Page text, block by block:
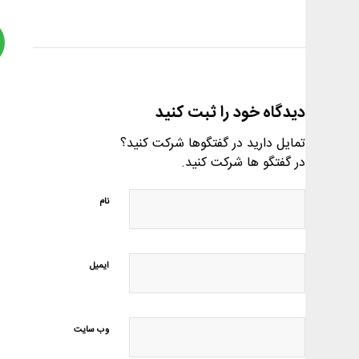
دیدگاه خود را ثبت کنید
تمایل دارید در گفتگوها شرکت کنید؟
در گفتگو ها شرکت کنید.
نام
ایمیل
وب‌ سایت